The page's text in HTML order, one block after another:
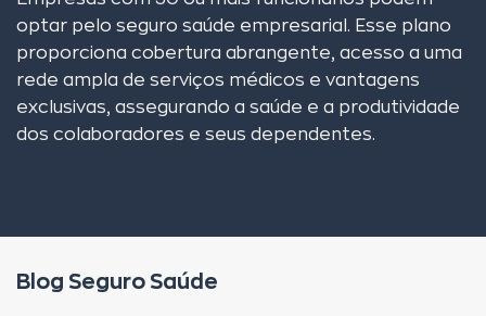
optar pelo seguro saúde empresarial. Esse plano
proporciona cobertura abrangente, acesso a uma
rede ampla de serviços médicos e vantagens
exclusivas, assegurando a saúde e a produtividade
dos colaboradores e seus dependentes.
Blog Seguro Saúde